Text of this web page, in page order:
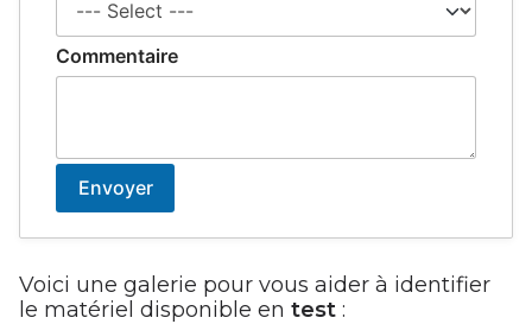
Commentaire
Voici une galerie pour vous aider à identifier
le matériel disponible en test :